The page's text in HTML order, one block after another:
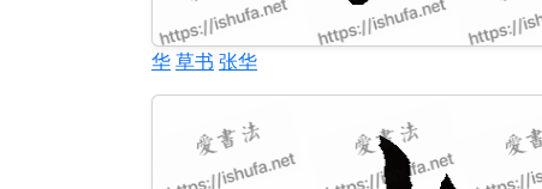
华草书 张华